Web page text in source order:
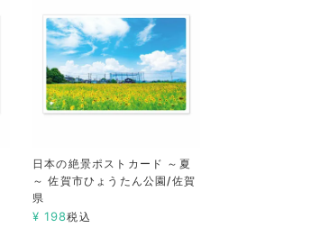
日本の絶景ポストカード ～夏
～ 佐賀市ひょうたん公園/佐賀
県
¥ 198税込